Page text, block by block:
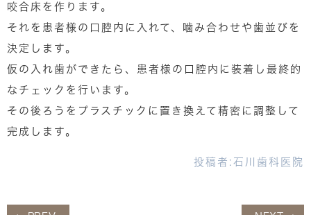
咬合床を作ります。
それを患者様の口腔内に入れて、噛み合わせや歯並びを
決定します。
仮の入れ歯ができたら、患者様の口腔内に装着し最終的
なチェックを行います。
その後ろうをプラスチックに置き換えて精密に調整して
完成します。
投稿者: 石川歯科医院